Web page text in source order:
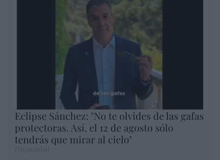
Eclipse Sánchez: "No te olvides de las gafas
protectoras. Así, el 12 de agosto sólo
tendrás que mirar al cielo"